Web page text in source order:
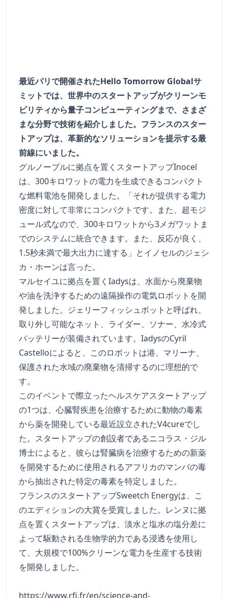
最近パリで開催されたHello Tomorrow Globalサ
ミットでは、世界中のスタートアップがクリーンモ
ビリティから量子コンピューティングまで、さまざ
まな分野で技術を紹介しました。フランスのスター
トアップは、革新的なソリューションを提示する最
前線にいました。
グルノーブルに拠点を置くスタートアップInocel
は、300キロワットの電力を生成できるコンパクト
な燃料電池を開発しました。「それが提供する電力
密度に対して非常にコンパクトです。また、超モジ
ュール式なので、300キロワットから3メガワットま
でのシステムに統合できます。また、反応が良く、
1.5秒未満で最大出力に達する」とイノセルのジェシ
カ・ホーンは言った。
マルセイユに拠点を置くIadysは、水面から廃棄物
や油を洗浄するための遠隔操作の電気ロボットを開
発しました。ジェリーフィッシュボットと呼ばれ、
取り外し可能なネット、ライダー、ソナー、水冷式
バッテリーが装備されています。IadysのCyril
Castelloによると、このロボットは港、マリーナ、
保護された水域の廃棄物を清掃するのに理想的で
す。
このイベントで際立ったヘルスケアスタートアップ
の1つは、心臓腎疾患を治療するために動物の毒素
から薬を開発している最近設立されたV4cureでし
た。スタートアップの創設者であるニコラス・ジル
博士によると、彼らは腎臓病を治療するための新薬
を開発するために使用されるアフリカのマンバの毒
から抽出された特定の毒素を特定しました。
フランスのスタートアップSweetch Energyは、こ
のエディションの大賞を受賞しました。レンヌに拠
点を置くスタートアップは、淡水と塩水の塩分差に
よって駆動される生物学的力である浸透を使用し
て、大規模で100%クリーンな電力を生産する技術
を開発しました。
https://www.rfi.fr/en/science-and-